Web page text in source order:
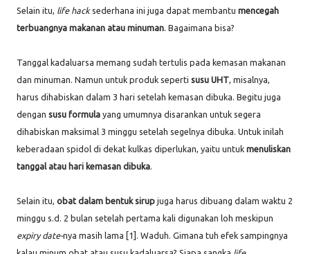
Selain itu, life hack sederhana ini juga dapat membantu mencegah
terbuangnya makanan atau minuman. Bagaimana bisa?
Tanggal kadaluarsa memang sudah tertulis pada kemasan makanan
dan minuman. Namun untuk produk seperti susu UHT, misalnya,
harus dihabiskan dalam 3 hari setelah kemasan dibuka. Begitu juga
dengan susu formula yang umumnya disarankan untuk segera
dihabiskan maksimal 3 minggu setelah segelnya dibuka. Untuk inilah
keberadaan spidol di dekat kulkas diperlukan, yaitu untuk menuliskan
tanggal atau hari kemasan dibuka.
Selain itu, obat dalam bentuk sirup juga harus dibuang dalam waktu 2
minggu s.d. 2 bulan setelah pertama kali digunakan loh meskipun
expiry date-nya masih lama [1]. Waduh. Gimana tuh efek sampingnya